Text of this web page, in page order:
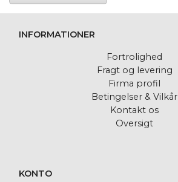
INFORMATIONER
Fortrolighed
Fragt og levering
Firma profil
Betingelser & Vilkår
Kontakt os
Oversigt
KONTO